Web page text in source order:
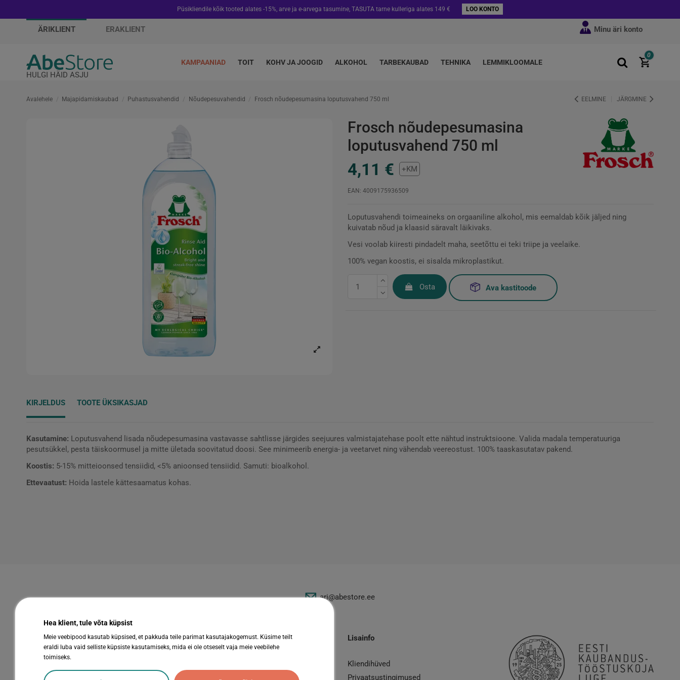
Püsikliendile kõik tooted alates -15%, arve ja e-arvega tasumine, TASUTA tarne kulleriga alates 149 € LOO KONTO
ÄRIKLIENT ERAKLIENT Minu äri konto
HULGI HÄID ASJU
KAMPAANIAD TOIT KOHV JA JOOGID ALKOHOL TARBEKAUBAD TEHNIKA LEMMIKLOOMALE
0
Avalehele Majapidamiskaubad Puhastusvahendid Nõudepesuvahendid Frosch nõudepesumasina loputusvahend 750 ml EELMINE JÄRGMINE
Frosch nõudepesumasina
loputusvahend 750 ml
4,11 € +KM
EAN: 4009175936509
Loputusvahendi toimeaineks on orgaaniline alkohol, mis eemaldab kõik jäljed ning
kuivatab nõud ja klaasid säravalt läikivaks.
Vesi voolab kiiresti pindadelt maha, seetõttu ei teki triipe ja veelaike.
100% vegan koostis, ei sisalda mikroplastikut.
Osta Ava kastitoode
KIRJELDUS TOOTE ÜKSIKASJAD
Kasutamine: Loputusvahend lisada nõudepesumasina vastavasse sahtlisse järgides seejuures valmistajatehase poolt ette nähtud instruktsioone. Valida madala temperatuuriga
pesutsükkel, pesta täiskoormusel ja mitte ületada soovitatud doosi. See minimeerib energia- ja veetarvet ning vähendab veereostust. 100% taaskasutatav pakend.
Koostis: 5-15% mitteioonsed tensiidid, <5% anioonsed tensiidid. Samuti: bioalkohol.
Ettevaatust: Hoida lastele kättesaamatus kohas.
ari@abestore.ee
Abestock AS
Registrikood: 10344545
Kiirviited
Kaubamärgid
Lisainfo
Kliendihüved
Privaatsustingimused
Hea klient, tule võta küpsist
Meie veebipood kasutab küpsised, et pakkuda teile parimat kasutajakogemust. Küsime teilt
eraldi luba vaid selliste küpsiste kasutamiseks, mida ei ole otseselt vaja meie veebilehe
toimiseks.